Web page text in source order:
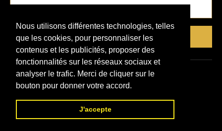
Nous utilisons différentes technologies, telles
que les cookies, pour personnaliser les
contenus et les publicités, proposer des
fonctionnalités sur les réseaux sociaux et
analyser le trafic. Merci de cliquer sur le
bouton pour donner votre accord.
J'accepte
© 2026 Refuge Du Pirate.